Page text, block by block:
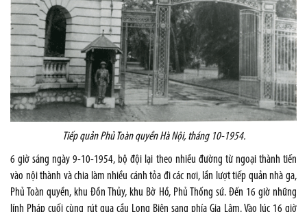
Tiếp quản Phủ Toàn quyền Hà Nội, tháng 10-1954.
6 giờ sáng ngày 9-10-1954, bộ đội lại theo nhiều đường từ ngoại thành tiến
vào nội thành và chia làm nhiều cánh tỏa đi các nơi, lần lượt tiếp quản nhà ga,
Phủ Toàn quyền, khu Đồn Thủy, khu Bờ Hồ, Phủ Thống sứ. Đến 16 giờ những
lính Pháp cuối cùng rút qua cầu Long Biên sang phía Gia Lâm. Vào lúc 16 giờ